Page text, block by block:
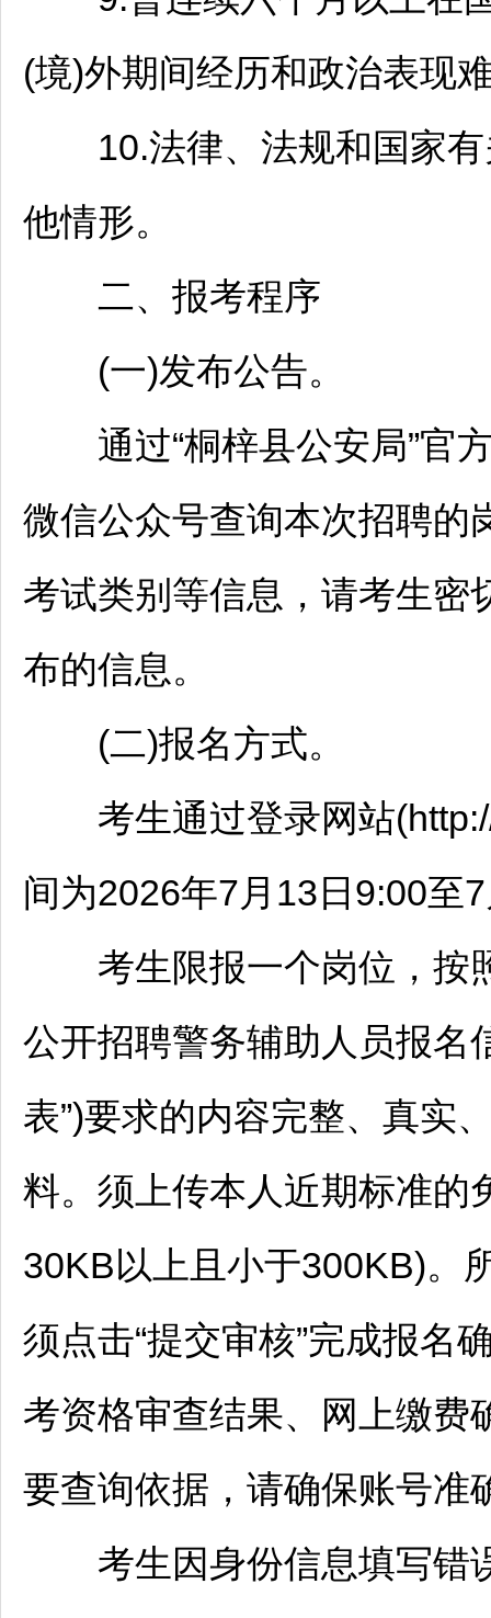
(境)外期间经历和政治表现
10.法律、法规和国家有
他情形。
二、报考程序
(一)发布公告。
通过“桐梓县公安局”官
微信公众号查询本次招聘的
考试类别等信息，请考生密
布的信息。
(二)报名方式。
考生通过登录网站(http://
间为2026年7月13日9:00至
考生限报一个岗位，按
公开招聘警务辅助人员报名
表”)要求的内容完整、真实
料。须上传本人近期标准的
30KB以上且小于300KB)。
须点击“提交审核”完成报名
考资格审查结果、网上缴费
要查询依据，请确保账号准
考生因身份信息填写错